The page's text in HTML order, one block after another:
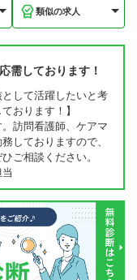
類似の求人
需しております！
として活躍したいと考
おります！】
訪問看護師、ケアマ
しておりますので、
ご相談ください。